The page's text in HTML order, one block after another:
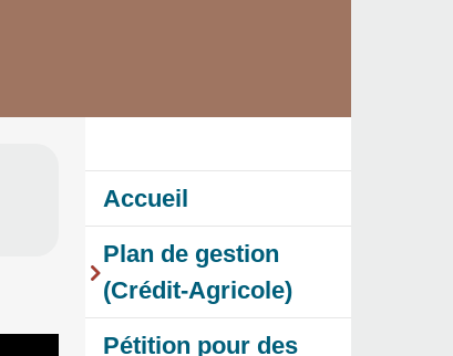
Accueil
Plan de gestion
(Crédit-Agricole)
Pétition pour des